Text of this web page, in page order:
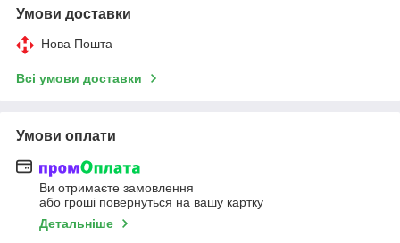
Умови доставки
Нова Пошта
Всі умови доставки
Умови оплати
Ви отримаєте замовлення
або гроші повернуться на вашу картку
Детальніше